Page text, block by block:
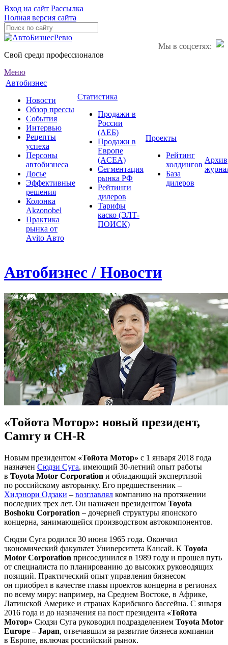
Вход на сайт Рассылка
Полная версия сайта
Мы в соцсетях:
Свой среди профессионалов
Меню
Автобизнес
Новости
Обзор прессы
События
Интервью
Рецепты
успеха
Персоны
автобизнеса
Досье
Эффективные
решения
Колонка
Akzonobel
Практика
рынка от
Аvito Авто
Статистика
Продажи в
России
(АЕБ)
Продажи в
Европе
(ACEA)
Сегментация
рынка РФ
Рейтинги
дилеров
Тарифы
каско (ЭЛТ-
ПОИСК)
Проекты
Рейтинг
холдингов
База
дилеров
Архив
Автобизнес / Новости
«Тойота Мотор»: новый президент,
Camry и CH-R
Новым президентом «Тойота Мотор» с 1 января 2018 года
назначен Сюдзи Суга, имеющий 30-летний опыт работы
в Toyota Motor Corporation и обладающий экспертизой
по российскому авторынку. Его предшественник –
Хидэнори Одзаки – возглавлял компанию на протяжении
последних трех лет. Он назначен президентом Toyota
Boshoku Corporation – дочерней структуры японского
концерна, занимающейся производством автокомпонентов.
Сюдзи Суга родился 30 июня 1965 года. Окончил
экономический факультет Университета Кансай. К Toyota
Motor Corporation присоединился в 1989 году и прошел путь
от специалиста по планированию до высоких руководящих
позиций. Практический опыт управления бизнесом
он приобрел в качестве главы проектов концерна в регионах
по всему миру: например, на Среднем Востоке, в Африке,
Латинской Америке и странах Карибского бассейна. С января
2016 года и до назначения на пост президента «Тойота
Мотор» Сюдзи Суга руководил подразделением Toyota Motor
Europe – Japan, отвечавшим за развитие бизнеса компании
в Европе, включая российский рынок.